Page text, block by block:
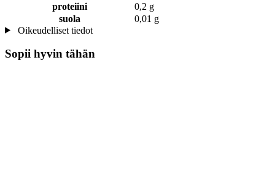
proteiini
0,2 g
suola
0,01 g
Oikeudelliset tiedot
Sopii hyvin tähän